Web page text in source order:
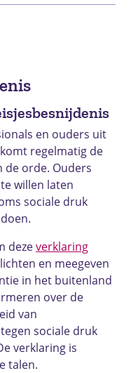
en ouders uit
regelmatig de
de orde. Ouders
willen laten
sociale druk
dezeverklaring
en meegeven
in het buitenland
over de
van
sociale druk
verklaring is
talen.